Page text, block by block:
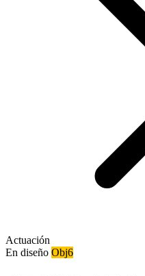
Actuación
En diseño Obj6